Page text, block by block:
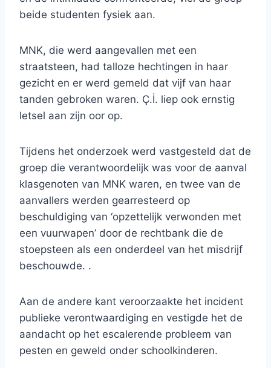
beide studenten fysiek aan.
MNK, die werd aangevallen met een
straatsteen, had talloze hechtingen in haar
gezicht en er werd gemeld dat vijf van haar
tanden gebroken waren. Ç.İ. liep ook ernstig
letsel aan zijn oor op.
Tijdens het onderzoek werd vastgesteld dat de
groep die verantwoordelijk was voor de aanval
klasgenoten van MNK waren, en twee van de
aanvallers werden gearresteerd op
beschuldiging van ‘opzettelijk verwonden met
een vuurwapen’ door de rechtbank die de
stoepsteen als een onderdeel van het misdrijf
beschouwde. .
Aan de andere kant veroorzaakte het incident
publieke verontwaardiging en vestigde het de
aandacht op het escalerende probleem van
pesten en geweld onder schoolkinderen.